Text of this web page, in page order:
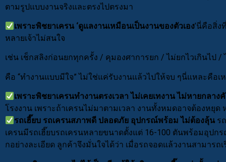
ตามรูปแบบงานจริงและตรงไปตรงมา
เพราะพิชยาเครน ‘ดูแลงานเหมือนเป็นงานของตัวเอง’นี่คือสิ่ง
หลายเจ้าไม่สนใจ
เช่น เช็กสลิงก่อนยกทุกครั้ง / คุมองศาการยก / ไม่ยกไวเกินไป
คือ “ทำงานแบบมีใจ” ไม่ใช่แค่รับงานแล้วไปให้จบ ๆนี่แหละคือเ
เพราะพิชยาเครนทำงานตรงเวลา ไม่เคยเทงาน ไม่หายกลาง
โรงงาน เพราะถ้าเครนไม่มาตามเวลา งานทั้งหมดอาจต้องหยุด
รถเฮี๊ยบ รถเครนสภาพดี ปลอดภัย อุปกรณ์พร้อม ไม่ต้องลุ้น ร
เครนมีรถเฮี๊ยบรถเครนหลายขนาดตั้งแต่ 16-100 ตันพร้อมอุปก
กอย่างละเอียด ลูกค้าจึงมั่นใจได้ว่า เมื่อรถจอดแล้วงานสามารถ